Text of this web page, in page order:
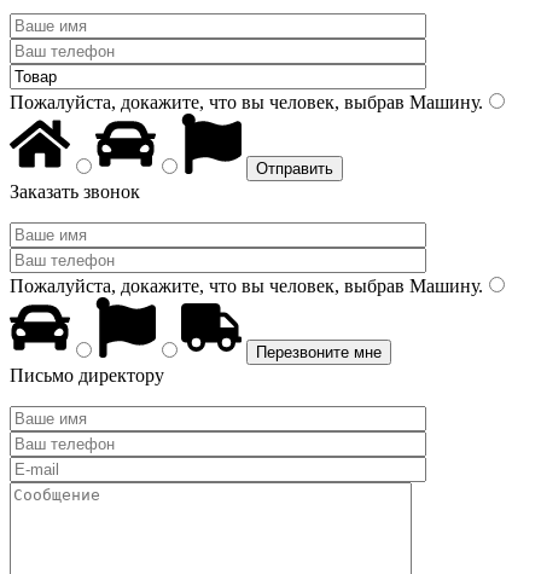
Пожалуйста, докажите, что вы человек, выбрав Машину.
Заказать звонок
Пожалуйста, докажите, что вы человек, выбрав Машину.
Письмо директору